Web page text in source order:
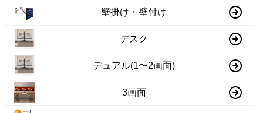
壁掛け・壁付け
デスク
デュアル(1〜2画面)
3画面